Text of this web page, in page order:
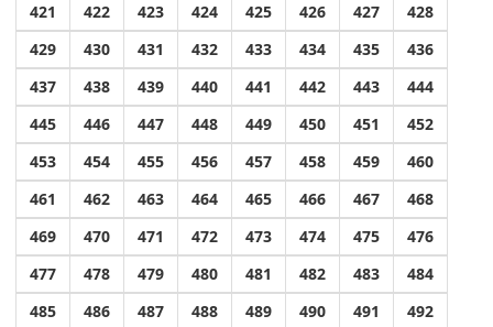
421
422 423 424 425 426 427
428
429
430 431 432 433 434 435
436
437
438 439 440 441 442 443
444
445
446 447 448 449 450 451
452
453
454 455 456 457 458 459
460
461
462 463 464 465 466 467
468
469
470 471 472 473 474 475
476
477
478 479 480 481 482 483
484
485
486 487 488 489 490 491
492